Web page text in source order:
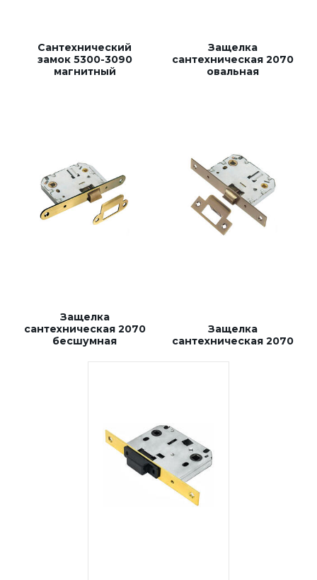
Механизмы для раздвижных и складных дверей
Прочее (доводчики, ограничители)
Сантехнический
замок 5300-3090
магнитный
Защелка
сантехническая 2070
овальная
Защелка
сантехническая 2070
бесшумная
Защелка
сантехническая 2070